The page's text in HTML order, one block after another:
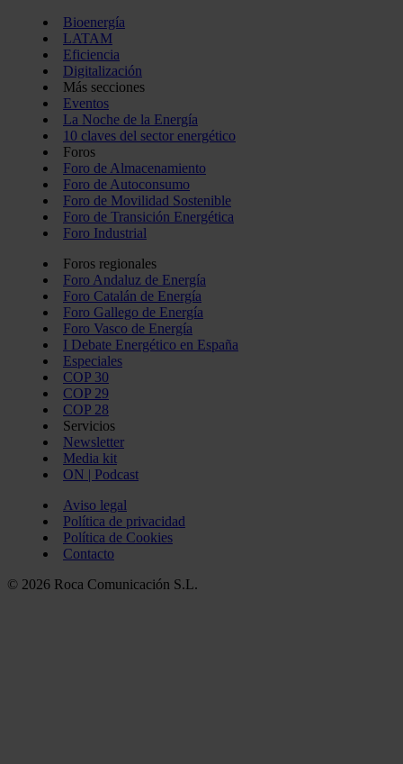
Bioenergía
LATAM
Eficiencia
Digitalización
Más secciones
Eventos
La Noche de la Energía
10 claves del sector energético
Foros
Foro de Almacenamiento
Foro de Autoconsumo
Foro de Movilidad Sostenible
Foro de Transición Energética
Foro Industrial
Foros regionales
Foro Andaluz de Energía
Foro Catalán de Energía
Foro Gallego de Energía
Foro Vasco de Energía
I Debate Energético en España
Especiales
COP 30
COP 29
COP 28
Servicios
Newsletter
Media kit
ON | Podcast
Aviso legal
Política de privacidad
Política de Cookies
Contacto
© 2026 Roca Comunicación S.L.